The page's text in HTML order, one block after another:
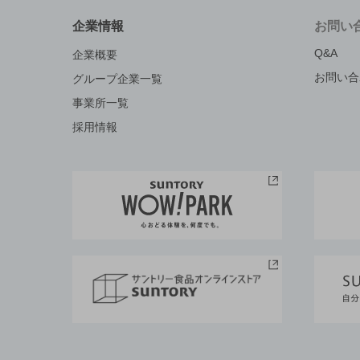
企業情報
企業概要
グループ企業一覧
事業所一覧
採用情報
お問い
Q&A
お問い